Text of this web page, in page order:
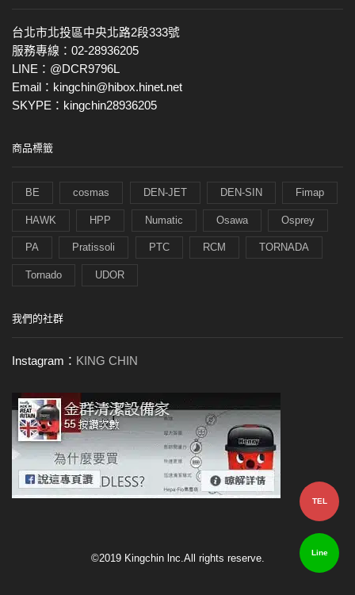
台北市北投區中央北路2段333號
服務專線：02-28936205
LINE：@DCR9796L
Email：kingchin@hibox.hinet.net
SKYPE：kingchin28936205
商品標籤
BE cosmas DEN-JET DEN-SIN Fimap
HAWK HPP Numatic Osawa Osprey
PA Pratissoli PTC RCM TORNADA
Tornado UDOR
我們的社群
Instagram： KING CHIN
©2019 Kingchin lnc.All rights reserve.
TEL
Line